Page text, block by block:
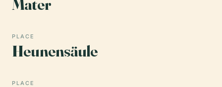
Mater
PLACE
Heunensäule
PLACE